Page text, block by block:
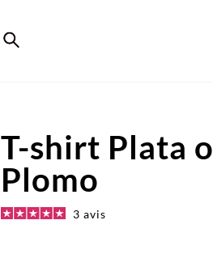
T-shirt Plata o
Plomo
3 avis